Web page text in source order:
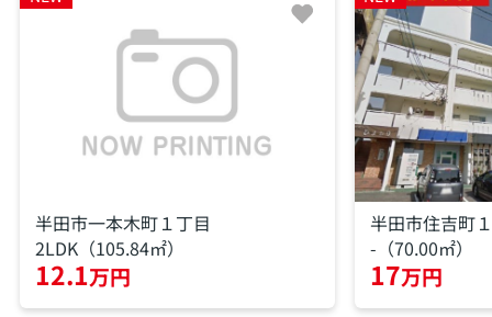
半田市一本木町１丁目
2LDK（105.84㎡）
12.1万円
半田市住吉町
-（70.00㎡）
17万円